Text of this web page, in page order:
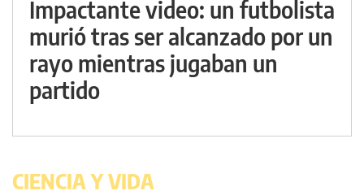
Impactante video: un futbolista
murió tras ser alcanzado por un
rayo mientras jugaban un
partido
CIENCIA Y VIDA